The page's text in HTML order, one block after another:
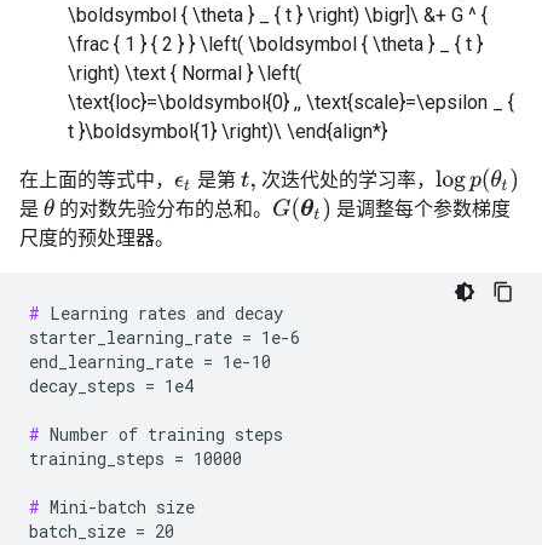
\boldsymbol { \theta } _ { t } \right) \bigr]\ &+ G ^ {
\frac { 1 } { 2 } } \left( \boldsymbol { \theta } _ { t }
\right) \text { Normal } \left(
\text{loc}=\boldsymbol{0} ,, \text{scale}=\epsilon _ {
t }\boldsymbol{1} \right)\ \end{align*}
在上面的等式中， ϵt 是第 t, 次迭代处的学习率， logp(θt)
是 θ 的对数先验分布的总和。 G(θt)
是调整每个参数梯度
尺度的预处理器。
# Learning rates and decay
starter_learning_rate = 1e-6
end_learning_rate = 1e-10
decay_steps = 1e4
# Number of training steps
training_steps = 10000
# Mini-batch size
batch_size = 20